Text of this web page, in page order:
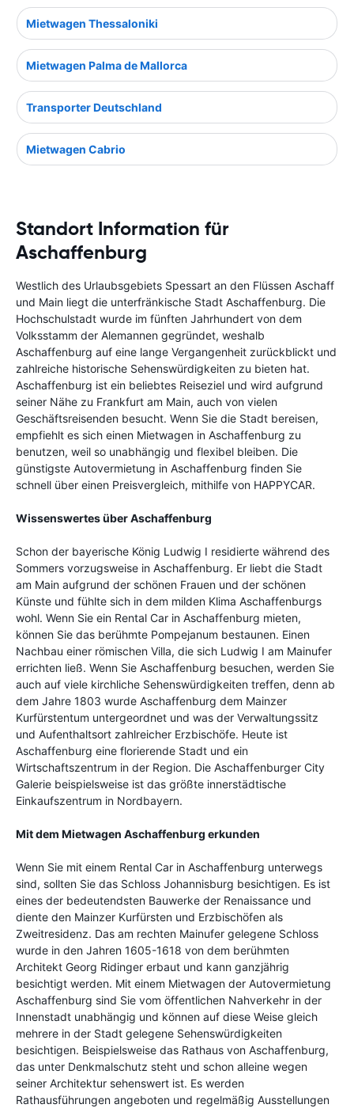
Mietwagen Thessaloniki
Mietwagen Palma de Mallorca
Transporter Deutschland
Mietwagen Cabrio
Standort Information für
Aschaffenburg
Westlich des Urlaubsgebiets Spessart an den Flüssen Aschaff
und Main liegt die unterfränkische Stadt Aschaffenburg. Die
Hochschulstadt wurde im fünften Jahrhundert von dem
Volksstamm der Alemannen gegründet, weshalb
Aschaffenburg auf eine lange Vergangenheit zurückblickt und
zahlreiche historische Sehenswürdigkeiten zu bieten hat.
Aschaffenburg ist ein beliebtes Reiseziel und wird aufgrund
seiner Nähe zu Frankfurt am Main, auch von vielen
Geschäftsreisenden besucht. Wenn Sie die Stadt bereisen,
empfiehlt es sich einen Mietwagen in Aschaffenburg zu
benutzen, weil so unabhängig und flexibel bleiben. Die
günstigste Autovermietung in Aschaffenburg finden Sie
schnell über einen Preisvergleich, mithilfe von HAPPYCAR.
Wissenswertes über Aschaffenburg
Schon der bayerische König Ludwig I residierte während des
Sommers vorzugsweise in Aschaffenburg. Er liebt die Stadt
am Main aufgrund der schönen Frauen und der schönen
Künste und fühlte sich in dem milden Klima Aschaffenburgs
wohl. Wenn Sie ein Rental Car in Aschaffenburg mieten,
können Sie das berühmte Pompejanum bestaunen. Einen
Nachbau einer römischen Villa, die sich Ludwig I am Mainufer
errichten ließ. Wenn Sie Aschaffenburg besuchen, werden Sie
auch auf viele kirchliche Sehenswürdigkeiten treffen, denn ab
dem Jahre 1803 wurde Aschaffenburg dem Mainzer
Kurfürstentum untergeordnet und was der Verwaltungssitz
und Aufenthaltsort zahlreicher Erzbischöfe. Heute ist
Aschaffenburg eine florierende Stadt und ein
Wirtschaftszentrum in der Region. Die Aschaffenburger City
Galerie beispielsweise ist das größte innerstädtische
Einkaufszentrum in Nordbayern.
Mit dem Mietwagen Aschaffenburg erkunden
Wenn Sie mit einem Rental Car in Aschaffenburg unterwegs
sind, sollten Sie das Schloss Johannisburg besichtigen. Es ist
eines der bedeutendsten Bauwerke der Renaissance und
diente den Mainzer Kurfürsten und Erzbischöfen als
Zweitresidenz. Das am rechten Mainufer gelegene Schloss
wurde in den Jahren 1605-1618 von dem berühmten
Architekt Georg Ridinger erbaut und kann ganzjährig
besichtigt werden. Mit einem Mietwagen der Autovermietung
Aschaffenburg sind Sie vom öffentlichen Nahverkehr in der
Innenstadt unabhängig und können auf diese Weise gleich
mehrere in der Stadt gelegene Sehenswürdigkeiten
besichtigen. Beispielsweise das Rathaus von Aschaffenburg,
das unter Denkmalschutz steht und schon alleine wegen
seiner Architektur sehenswert ist. Es werden
Rathausführungen angeboten und regelmäßig Ausstellungen